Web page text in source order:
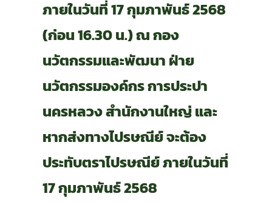
ภายในวันที่ 17 กุมภาพันธ์ 2568
(ก่อน 16.30 น.) ณ กอง
นวัตกรรมและพัฒนา ฝ่าย
นวัตกรรมองค์กร การประปา
นครหลวง สำนักงานใหญ่ และ
หากส่งทางไปรษณีย์ จะต้อง
ประทับตราไปรษณีย์ ภายในวันที่
17 กุมภาพันธ์ 2568